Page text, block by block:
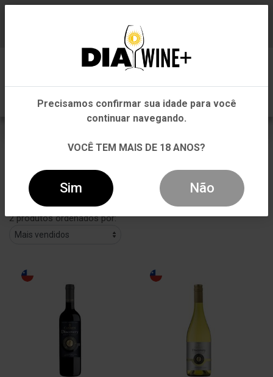
Filtros
2 produtos ordenados por:
Em que Estado você está?
Pernambuco
Outros Estados
Precisamos confirmar sua idade para você
continuar navegando.
VOCÊ TEM MAIS DE 18 ANOS?
Sim Não